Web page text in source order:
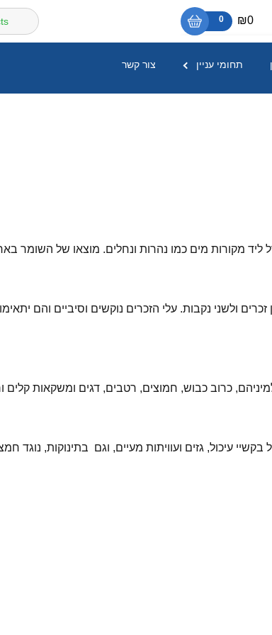
₪0
0
חיפוש
עבור:
תחומי עניין צור קשר
מקורות מים כמו נהרות ונחלים. מוצאו של השומר
ולשני נקבות. עלי הזכרים נוקשים וסיביים והם יתאימו
כרוב כבוש, חמוצים, רטבים, דגים ומשקאות קלים
עיכול, גזים ועוויתות מעיים, וגם בתינוקות, נוגד